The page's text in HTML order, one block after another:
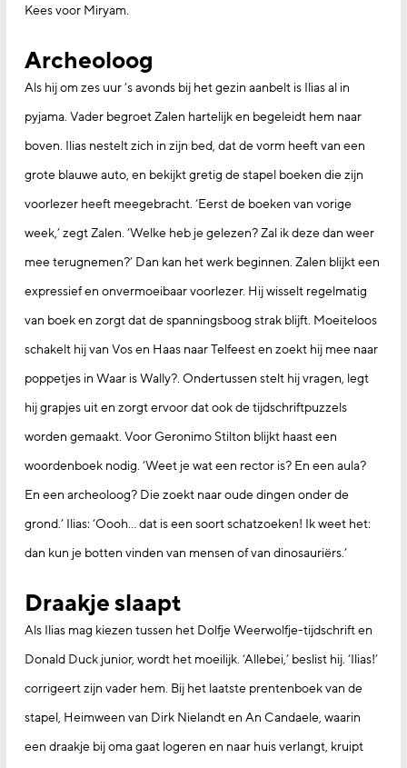
Kees voor Miryam.
Archeoloog
Als hij om zes uur ’s avonds bij het gezin aanbelt is Ilias al in
pyjama. Vader begroet Zalen hartelijk en begeleidt hem naar
boven. Ilias nestelt zich in zijn bed, dat de vorm heeft van een
grote blauwe auto, en bekijkt gretig de stapel boeken die zijn
voorlezer heeft meegebracht. ‘Eerst de boeken van vorige
week,’ zegt Zalen. ‘Welke heb je gelezen? Zal ik deze dan weer
mee terugnemen?’ Dan kan het werk beginnen. Zalen blijkt een
expressief en onvermoeibaar voorlezer. Hij wisselt regelmatig
van boek en zorgt dat de spanningsboog strak blijft. Moeiteloos
schakelt hij van Vos en Haas naar Telfeest en zoekt hij mee naar
poppetjes in Waar is Wally?. Ondertussen stelt hij vragen, legt
hij grapjes uit en zorgt ervoor dat ook de tijdschriftpuzzels
worden gemaakt. Voor Geronimo Stilton blijkt haast een
woordenboek nodig. ‘Weet je wat een rector is? En een aula?
En een archeoloog? Die zoekt naar oude dingen onder de
grond.’ Ilias: ‘Oooh… dat is een soort schatzoeken! Ik weet het:
dan kun je botten vinden van mensen of van dinosauriërs.’
Draakje slaapt
Als Ilias mag kiezen tussen het Dolfje Weerwolfje-tijdschrift en
Donald Duck junior, wordt het moeilijk. ‘Allebei,’ beslist hij. ‘Ilias!’
corrigeert zijn vader hem. Bij het laatste prentenboek van de
stapel, Heimween van Dirk Nielandt en An Candaele, waarin
een draakje bij oma gaat logeren en naar huis verlangt, kruipt